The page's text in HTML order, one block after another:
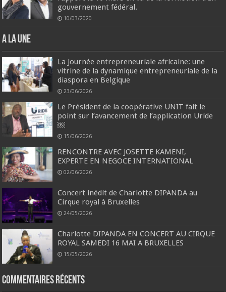
gouvernement fédéral.
10/03/2020
A la une
La Journée entrepreneuriale africaine: une
vitrine de la dynamique entrepreneuriale de la
diaspora en Belgique
23/06/2026
Le Président de la coopérative UNIT fait le
point sur l’avancement de l’application Uride
￼
15/06/2026
RENCONTRE AVEC JOSETTE KAMENI,
EXPERTE EN NEGOCE INTERNATIONAL
02/06/2026
Concert inédit de Charlotte DIPANDA au
Cirque royal à Bruxelles
24/05/2026
Charlotte DIPANDA EN CONCERT AU CIRQUE
ROYAL SAMEDI 16 MAI A BRUXELLES
15/05/2026
Commentaires récents